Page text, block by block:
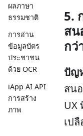
ผลภาษา
ธรรมชาติ
การอ่าน
ข้อมูลบัตร
ประชาชน
ด้วย OCR
iApp AI API
การสร้าง
ภาพ
5.
สน
กว่
ปัญ
สน
UX
เป